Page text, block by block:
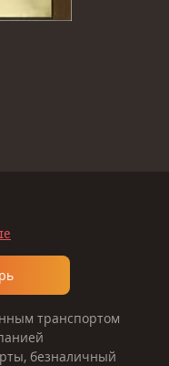
транспортом
безналичный